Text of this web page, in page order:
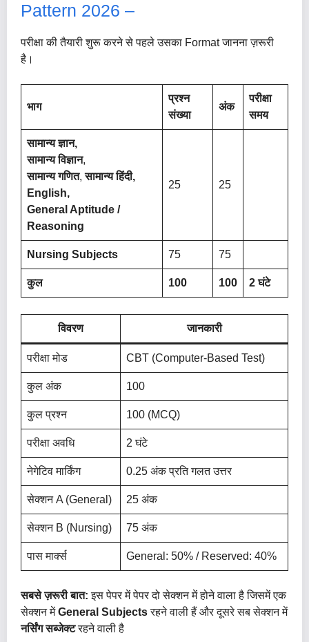
Pattern 2026 –
परीक्षा की तैयारी शुरू करने से पहले उसका Format जानना ज़रूरी
है।
भाग
प्रश्न
संख्या
अंक
परीक्षा
समय
सामान्य ज्ञान,
सामान्य विज्ञान,
सामान्य गणित,सामान्य हिंदी,
English,
General Aptitude /
Reasoning
25 25
Nursing Subjects 75 75
कुल 100 100 2 घंटे
विवरण जानकारी
परीक्षा मोड CBT (Computer-Based Test)
कुल अंक 100
कुल प्रश्न 100 (MCQ)
परीक्षा अवधि 2 घंटे
नेगेटिव मार्किंग 0.25 अंक प्रति गलत उत्तर
सेक्शन A (General) 25 अंक
सेक्शन B (Nursing) 75 अंक
पास मार्क्स General: 50% / Reserved: 40%
सबसे ज़रूरी बात: इस पेपर में पेपर दो सेक्शन में होने वाला है जिसमें एक
सेक्शन मेंGeneral Subjectsरहने वाली हैं और दूसरे सब सेक्शन में
नर्सिंग सब्जेक्टरहने वाली है